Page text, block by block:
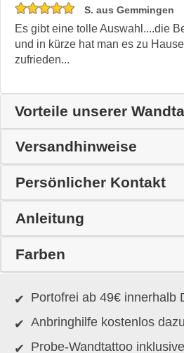
S. aus Gemmingen
Es gibt eine tolle Auswahl....die
und in kürze hat man es zu
zufrieden...
Vorteile unserer
Versandhinweise
Persönlicher Kontakt
Anleitung
Farben
Portofrei ab 49€ innerhalb
Anbringhilfe kostenlos dazu
Probe-Wandtattoo inklusive